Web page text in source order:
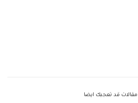
مقالات قد تعجبك ايضا